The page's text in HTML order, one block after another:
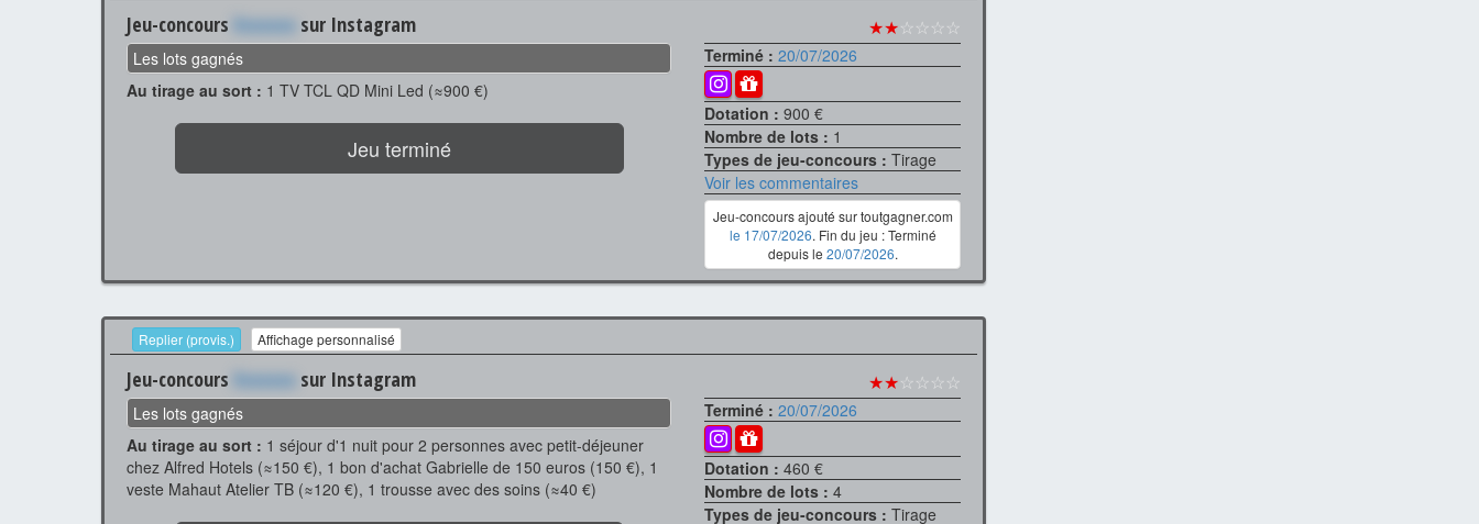
Jeu-concours Xxxxxxx sur Instagram ★★☆☆☆☆
Les lots gagnés
Au tirage au sort : 1 TV TCL QD Mini Led (≈900 €)
Jeu terminé
Terminé :20/07/2026
Dotation :900 €
Nombre de lots : 1
Types de jeu-concours :Tirage
Voir les commentaires
Jeu-concours ajouté sur toutgagner.com
le 17/07/2026. Fin du jeu : Terminé
depuis le 20/07/2026.
Replier (provis.) Affichage personnalisé
Jeu-concours Xxxxxxx sur Instagram ★★☆☆☆☆
Les lots gagnés
Au tirage au sort : 1 séjour d'1 nuit pour 2 personnes avec petit-déjeuner
chez Alfred Hotels (≈150 €), 1 bon d'achat Gabrielle de 150 euros (150 €), 1
veste Mahaut Atelier TB (≈120 €), 1 trousse avec des soins (≈40 €)
Terminé :20/07/2026
Dotation :460 €
Nombre de lots :4
Types de jeu-concours :Tirage